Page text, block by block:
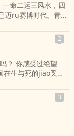
命二运三风水，四
迈ru赛博时代。青年
发展的时代重现方术
2
绝望
着这本书时，不要回
只有她的shen
3